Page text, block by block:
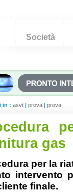
Società
in : asvt | prova | prova
gas
per la
intervento
finale.